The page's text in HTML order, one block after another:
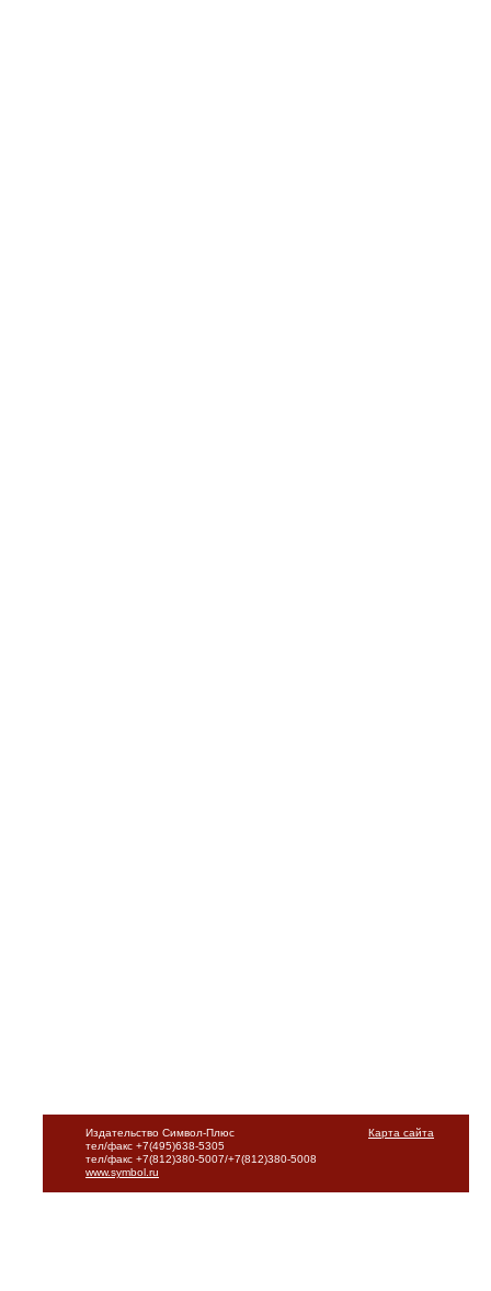
Карта сайта
Издательство Символ-Плюс
тел/факс +7(495)638-5305
тел/факс +7(812)380-5007/+7(812)380-5008
www.symbol.ru